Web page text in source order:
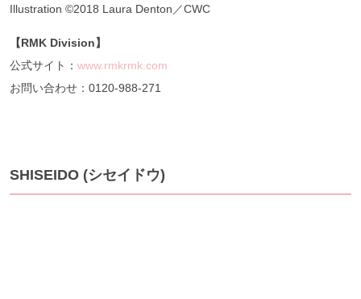
Illustration ©2018 Laura Denton／CWC
【RMK Division】
公式サイト： www.rmkrmk.com
お問い合わせ：0120-988-271
SHISEIDO (シセイドウ)